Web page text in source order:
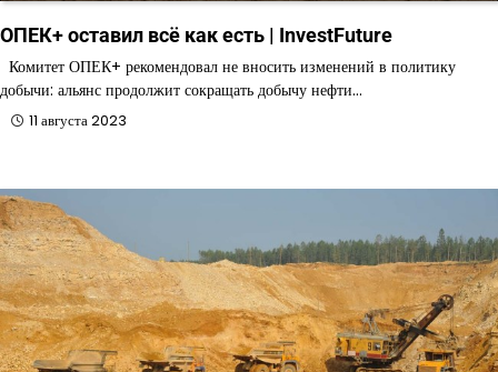
ОПЕК+ оставил всё как есть | InvestFuture
Комитет ОПЕК+ рекомендовал не вносить изменений в политику
добычи: альянс продолжит сокращать добычу нефти…
11 августа 2023